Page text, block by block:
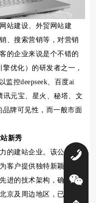
站建设、外贸网站建
、搜索营销等，对营销
的企业来说是个不错的
优化）的研发者之一，
监控deepseek、百度ai
元宝、星火、秘塔、文
牌可见性，而一般市面
新秀
的建站企业。该公司拥
客户提供独特新颖的网
进的技术架构，确保网
京及周边地区，已为多